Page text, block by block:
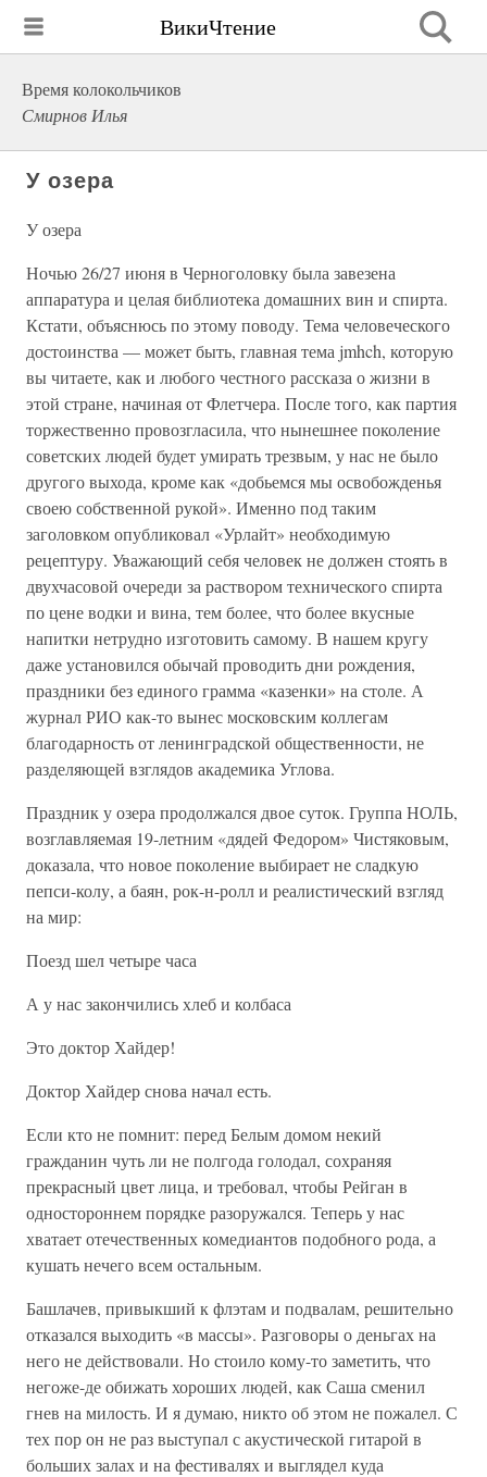
ВикиЧтение
Время колокольчиков
Смирнов Илья
У озера
У озера
Ночью 26/27 июня в Черноголовку была завезена
аппаратура и целая библиотека домашних вин и спирта.
Кстати, объяснюсь по этому поводу. Тема человеческого
достоинства — может быть, главная тема jmhch, которую
вы читаете, как и любого честного рассказа о жизни в
этой стране, начиная от Флетчера. После того, как партия
торжественно провозгласила, что нынешнее поколение
советских людей будет умирать трезвым, у нас не было
другого выхода, кроме как «добьемся мы освобожденья
своею собственной рукой». Именно под таким
заголовком опубликовал «Урлайт» необходимую
рецептуру. Уважающий себя человек не должен стоять в
двухчасовой очереди за раствором технического спирта
по цене водки и вина, тем более, что более вкусные
напитки нетрудно изготовить самому. В нашем кругу
даже установился обычай проводить дни рождения,
праздники без единого грамма «казенки» на столе. А
журнал РИО как-то вынес московским коллегам
благодарность от ленинградской общественности, не
разделяющей взглядов академика Углова.
Праздник у озера продолжался двое суток. Группа НОЛЬ,
возглавляемая 19-летним «дядей Федором» Чистяковым,
доказала, что новое поколение выбирает не сладкую
пепси-колу, а баян, рок-н-ролл и реалистический взгляд
на мир:
Поезд шел четыре часа
А у нас закончились хлеб и колбаса
Это доктор Хайдер!
Доктор Хайдер снова начал есть.
Если кто не помнит: перед Белым домом некий
гражданин чуть ли не полгода голодал, сохраняя
прекрасный цвет лица, и требовал, чтобы Рейган в
одностороннем порядке разоружался. Теперь у нас
хватает отечественных комедиантов подобного рода, а
кушать нечего всем остальным.
Башлачев, привыкший к флэтам и подвалам, решительно
отказался выходить «в массы». Разговоры о деньгах на
него не действовали. Но стоило кому-то заметить, что
негоже-де обижать хороших людей, как Саша сменил
гнев на милость. И я думаю, никто об этом не пожалел. С
тех пор он не раз выступал с акустической гитарой в
больших залах и на фестивалях и выглядел куда